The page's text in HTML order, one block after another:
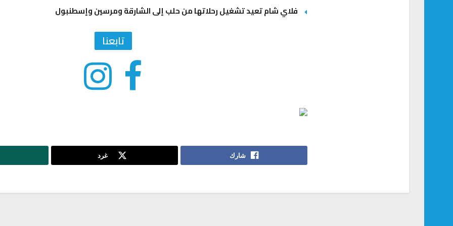
فلاي شام تعيد تشغيل رحلاتها من حلب إلى الشارقة ومرسين وإسطنبول
تابعنا
شارك غرد